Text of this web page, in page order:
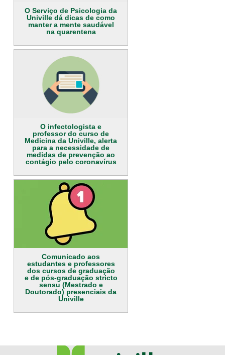
O Serviço de Psicologia da
Univille dá dicas de como
manter a mente saudável
na quarentena
O infectologista e
professor do curso de
Medicina da Univille, alerta
para a necessidade de
medidas de prevenção ao
contágio pelo coronavírus
Comunicado aos
estudantes e professores
dos cursos de graduação
e de pós-graduação stricto
sensu (Mestrado e
Doutorado) presenciais da
Univille